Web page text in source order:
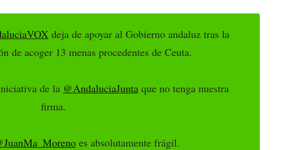
deja de apoyar al Gobierno andaluz tras la
de acoger 13 menas procedentes de Ceuta.
de la @AndaluciaJuntaque no tenga nuestra
firma.
es absolutamente frágil.